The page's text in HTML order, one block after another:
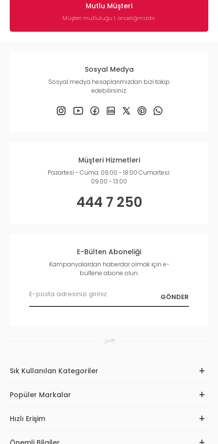
Mutlu Müşteri
Müşteri mutluluğu 1. önceliğimizdir.
Sosyal Medya
Sosyal medya hesaplarımızdan bizi takip
edebilirsiniz.
Müşteri Hizmetleri
Pazartesi - Cuma: 09:00 - 18:00 Cumartesi:
09:00 - 13:00
444 7 250
E-Bülten Aboneliği
Kampanyalardan haberdar olmak için e-
bültene abone olun.
Sık Kullanılan Kategoriler
Popüler Markalar
Hızlı Erişim